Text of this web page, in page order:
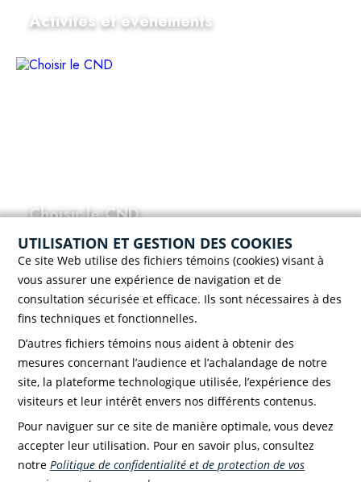
Activités et évènements
Choisir le CND
Case postale 786, 56 rue Saint-Henri
Rivière-du-Loup (Québec) G5R 3Z5
Téléphone :418 862-8257
Télécopieur :
418 862-8495
UTILISATION ET GESTION DES COOKIES
Ce site Web utilise des fichiers témoins (cookies) visant à
vous assurer une expérience de navigation et de
consultation sécurisée et efficace. Ils sont nécessaires à des
fins techniques et fonctionnelles.
D’autres fichiers témoins nous aident à obtenir des
mesures concernant l’audience et l’achalandage de notre
site, la plateforme technologique utilisée, l’expérience des
visiteurs et leur intérêt envers nos différents contenus.
Pour naviguer sur ce site de manière optimale, vous devez
accepter leur utilisation. Pour en savoir plus, consultez
notre Politique de confidentialité et de protection de vos